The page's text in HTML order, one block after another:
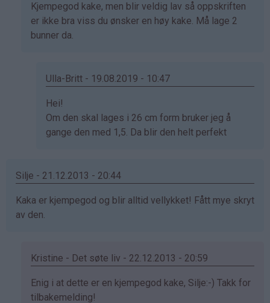
(ikke
bekreftet)
Som
svar
på
(ikke
Kjempegod kake, men blir veldig lav så oppskriften
er ikke bra viss du ønsker en høy kake. Må lage 2
bunner da.
Ulla-Britt - 19.08.2019 - 10:47
Som
svar
på
(ikke
Hei!
Om den skal lages i 26 cm form bruker jeg å
gange den med 1,5. Da blir den helt perfekt
Silje - 21.12.2013 - 20:44
Kaka er kjempegod og blir alltid vellykket! Fått mye skryt
av den.
Kristine - Det søte liv - 22.12.2013 - 20:59
Som
svar
Enig i at dette er en kjempegod kake, Silje:-) Takk for
tilbakemelding!